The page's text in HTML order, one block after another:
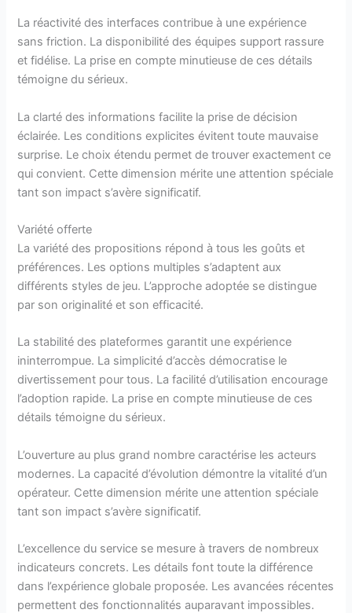
La réactivité des interfaces contribue à une expérience
sans friction. La disponibilité des équipes support rassure
et fidélise. La prise en compte minutieuse de ces détails
témoigne du sérieux.
La clarté des informations facilite la prise de décision
éclairée. Les conditions explicites évitent toute mauvaise
surprise. Le choix étendu permet de trouver exactement ce
qui convient. Cette dimension mérite une attention spéciale
tant son impact s’avère significatif.
Variété offerte
La variété des propositions répond à tous les goûts et
préférences. Les options multiples s’adaptent aux
différents styles de jeu. L’approche adoptée se distingue
par son originalité et son efficacité.
La stabilité des plateformes garantit une expérience
ininterrompue. La simplicité d’accès démocratise le
divertissement pour tous. La facilité d’utilisation encourage
l’adoption rapide. La prise en compte minutieuse de ces
détails témoigne du sérieux.
L’ouverture au plus grand nombre caractérise les acteurs
modernes. La capacité d’évolution démontre la vitalité d’un
opérateur. Cette dimension mérite une attention spéciale
tant son impact s’avère significatif.
L’excellence du service se mesure à travers de nombreux
indicateurs concrets. Les détails font toute la différence
dans l’expérience globale proposée. Les avancées récentes
permettent des fonctionnalités auparavant impossibles.